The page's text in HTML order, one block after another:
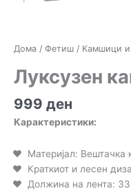
Дома / Фетиш / Камшици и
Луксузен
999 ден
Карактеристики:
Материјал: Вештачка
Краткиот и лесен
Должина на лента: